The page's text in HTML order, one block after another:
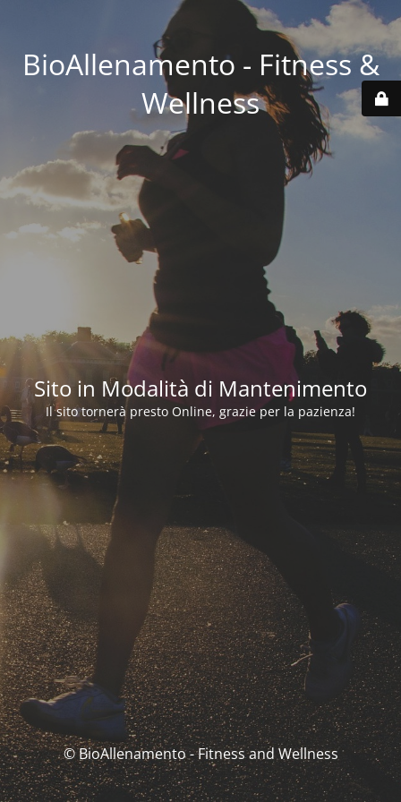
BioAllenamento - Fitness &
Wellness
Sito in Modalità di Mantenimento
Il sito tornerà presto Online, grazie per la pazienza!
© BioAllenamento - Fitness and Wellness